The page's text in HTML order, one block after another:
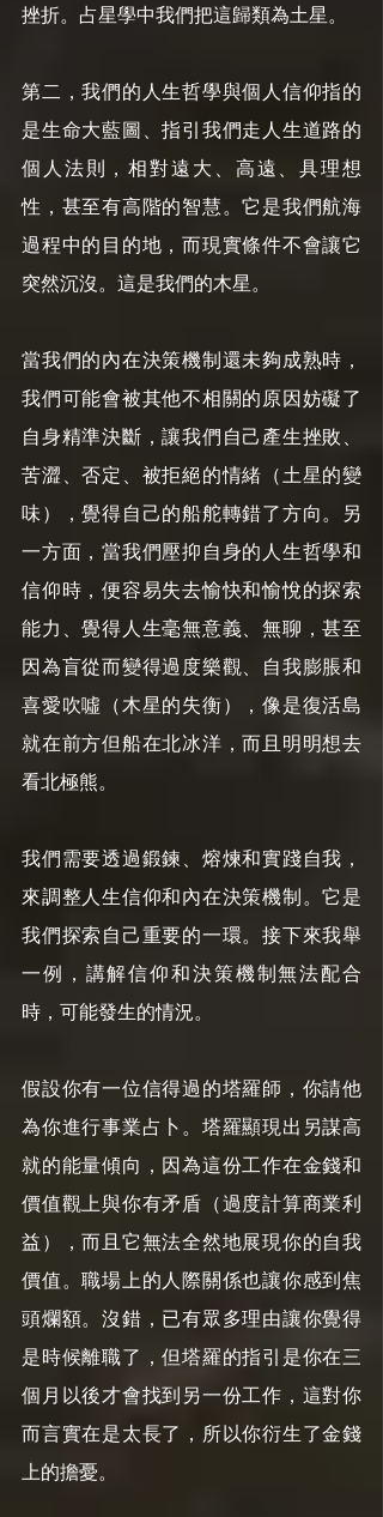
挫折。占星學中我們把這歸類為土星。
第二，我們的人生哲學與個人信仰指的
是生命大藍圖、指引我們走人生道路的
個人法則，相對遠大、高遠、具理想
性，甚至有高階的智慧。它是我們航海
過程中的目的地，而現實條件不會讓它
突然沉沒。這是我們的木星。
當我們的內在決策機制還未夠成熟時，
我們可能會被其他不相關的原因妨礙了
自身精準決斷，讓我們自己產生挫敗、
苦澀、否定、被拒絕的情緒（土星的變
味），覺得自己的船舵轉錯了方向。另
一方面，當我們壓抑自身的人生哲學和
信仰時，便容易失去愉快和愉悅的探索
能力、覺得人生毫無意義、無聊，甚至
因為盲從而變得過度樂觀、自我膨脹和
喜愛吹噓（木星的失衡），像是復活島
就在前方但船在北冰洋，而且明明想去
看北極熊。
我們需要透過鍛鍊、熔煉和實踐自我，
來調整人生信仰和內在決策機制。它是
我們探索自己重要的一環。接下來我舉
一例，講解信仰和決策機制無法配合
時，可能發生的情況。
假設你有一位信得過的塔羅師，你請他
為你進行事業占卜。塔羅顯現出另謀高
就的能量傾向，因為這份工作在金錢和
價值觀上與你有矛盾（過度計算商業利
益），而且它無法全然地展現你的自我
價值。職場上的人際關係也讓你感到焦
頭爛額。沒錯，已有眾多理由讓你覺得
是時候離職了，但塔羅的指引是你在三
個月以後才會找到另一份工作，這對你
而言實在是太長了，所以你衍生了金錢
上的擔憂。